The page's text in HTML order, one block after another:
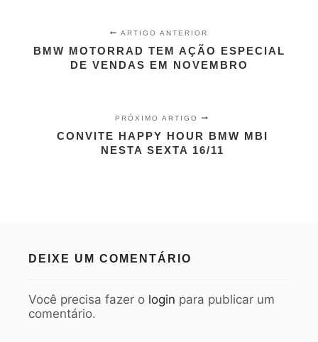
ARTIGO ANTERIOR
BMW MOTORRAD TEM AÇÃO ESPECIAL
DE VENDAS EM NOVEMBRO
PRÓXIMO ARTIGO
CONVITE HAPPY HOUR BMW MBI
NESTA SEXTA 16/11
DEIXE UM COMENTÁRIO
Você precisa fazer o login para publicar um
comentário.